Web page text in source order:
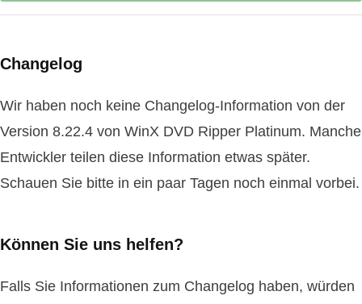
Changelog
Wir haben noch keine Changelog-Information von der
Version 8.22.4 von WinX DVD Ripper Platinum. Manche
Entwickler teilen diese Information etwas später.
Schauen Sie bitte in ein paar Tagen noch einmal vorbei.
Können Sie uns helfen?
Falls Sie Informationen zum Changelog haben, würden